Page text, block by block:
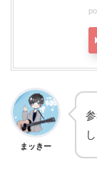
まッきー